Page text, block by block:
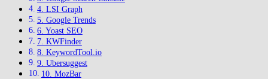
4. LSI Graph
5. Google Trends
6. Yoast SEO
7. KWFinder
8. KeywordTool.io
9. Ubersuggest
10. MozBar